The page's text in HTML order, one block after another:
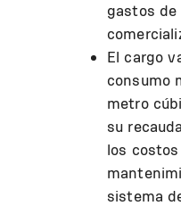
gastos
El cargo
consumo
metro
su
los
sistema